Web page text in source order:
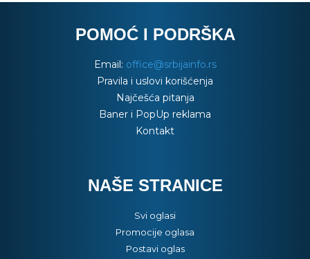
POMOĆ I PODRŠKA
Email: office@srbijainfo.rs
Pravila i uslovi korišćenja
Najčešća pitanja
Baner i PopUp reklama
Kontakt
NAŠE STRANICE
Svi oglasi
Promocije oglasa
Postavi oglas